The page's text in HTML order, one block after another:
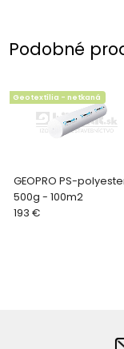
Podobné
GEOPRO PS-
500g - 100m2
Geotextília - netkaná
193 €